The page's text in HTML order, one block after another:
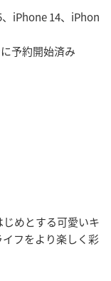
iPhone 14、iPhon
予約開始済み
じめとする可愛いキ
フをより楽しく彩